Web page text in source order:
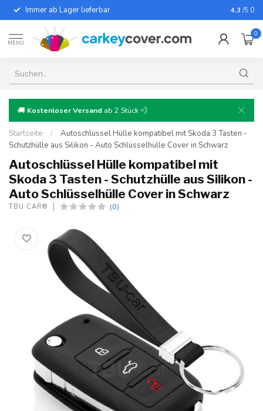
Immer ab Lager lieferbar Für fast
4.3 /5.0
MENU
0
🚚 Kostenloser Versand ab 2 Stück 💨
Startseite /
Autoschlüssel Hülle kompatibel mit Skoda 3 Tasten -
Schutzhülle aus Silikon - Auto Schlüsselhülle Cover in Schwarz
Autoschlüssel Hülle kompatibel mit
Skoda 3 Tasten - Schutzhülle aus Silikon -
Auto Schlüsselhülle Cover in Schwarz
TBU CAR® (0)